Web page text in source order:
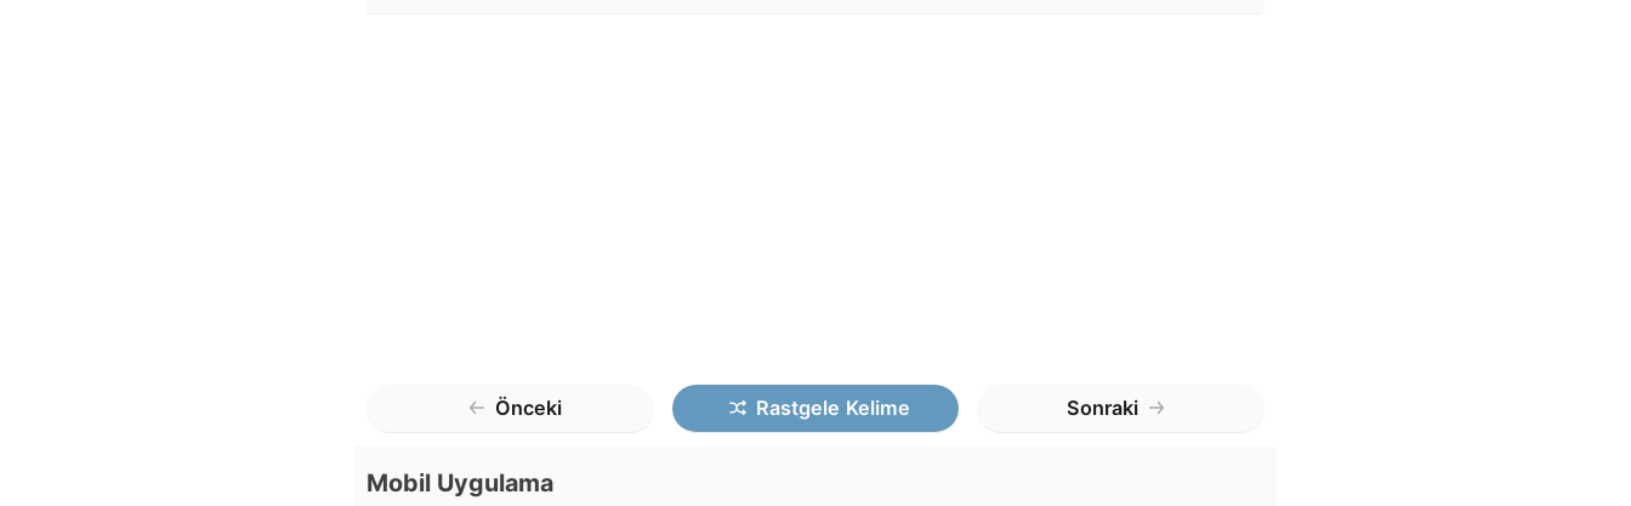
Önceki Rastgele Kelime Sonraki
Mobil Uygulama